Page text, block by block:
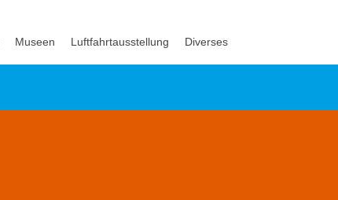
Museen Luftfahrtausstellung Diverses